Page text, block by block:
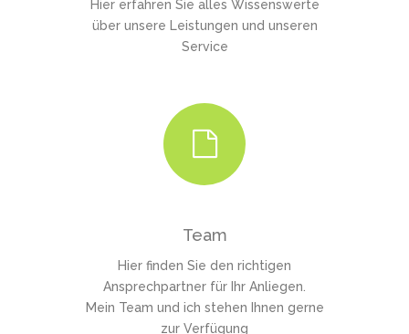
Hier erfahren Sie alles Wissenswerte
über unsere Leistungen und unseren
Service
Team
Hier finden Sie den richtigen
Ansprechpartner für Ihr Anliegen.
Mein Team und ich stehen Ihnen gerne
zur Verfügung